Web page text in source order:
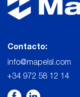
Contacto:
info@mapelsl.com
+34 972 58 12 14